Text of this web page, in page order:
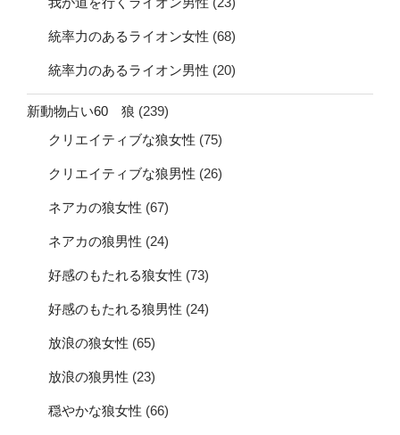
統率力のあるライオン女性 (68)
統率力のあるライオン男性 (20)
新動物占い60 狼 (239)
クリエイティブな狼女性 (75)
クリエイティブな狼男性 (26)
ネアカの狼女性 (67)
ネアカの狼男性 (24)
好感のもたれる狼女性 (73)
好感のもたれる狼男性 (24)
放浪の狼女性 (65)
放浪の狼男性 (23)
穏やかな狼女性 (66)